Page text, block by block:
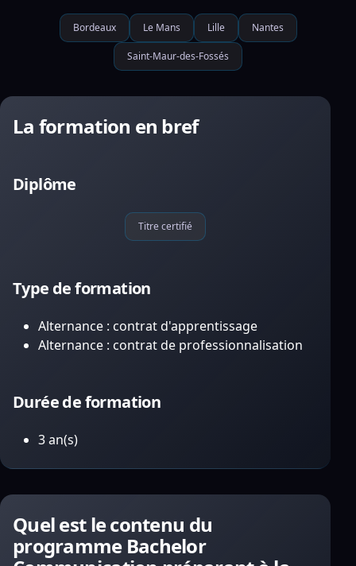
Bordeaux Le Mans Lille Nantes
Saint-Maur-des-Fossés
La formation en bref
Diplôme
Titre certifié
Type de formation
Alternance : contrat d'apprentissage
Alternance : contrat de professionnalisation
Durée de formation
3 an(s)
Quel est le contenu du
programme Bachelor